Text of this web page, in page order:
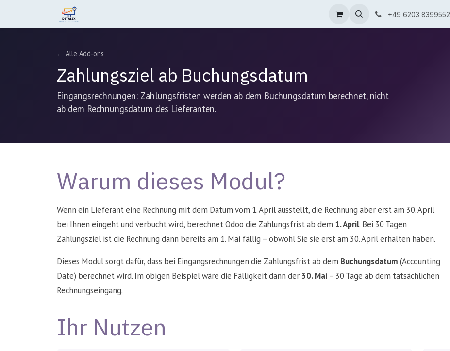
Zum Inhalt springen
Über uns +49 6203 8399552
← Alle Add-ons
Zahlungsziel ab Buchungsdatum
Eingangsrechnungen: Zahlungsfristen werden ab dem Buchungsdatum berechnet, nicht
ab dem Rechnungsdatum des Lieferanten.
Warum dieses Modul?
Wenn ein Lieferant eine Rechnung mit dem Datum vom 1. April ausstellt, die Rechnung aber erst am 30. April
bei Ihnen eingeht und verbucht wird, berechnet Odoo die Zahlungsfrist ab dem 1. April. Bei 30 Tagen
Zahlungsziel ist die Rechnung dann bereits am 1. Mai fällig – obwohl Sie sie erst am 30. April erhalten haben.
Dieses Modul sorgt dafür, dass bei Eingangsrechnungen die Zahlungsfrist ab dem Buchungsdatum (Accounting
Date) berechnet wird. Im obigen Beispiel wäre die Fälligkeit dann der 30. Mai – 30 Tage ab dem tatsächlichen
Rechnungseingang.
Ihr Nutzen